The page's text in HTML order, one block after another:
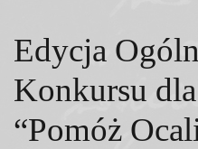
Edycja
Konkursu
“Pomóż